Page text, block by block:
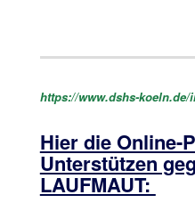
https://www.dshs-koeln.de/
Hier die Online-
Unterstützen
LAUFMAUT: